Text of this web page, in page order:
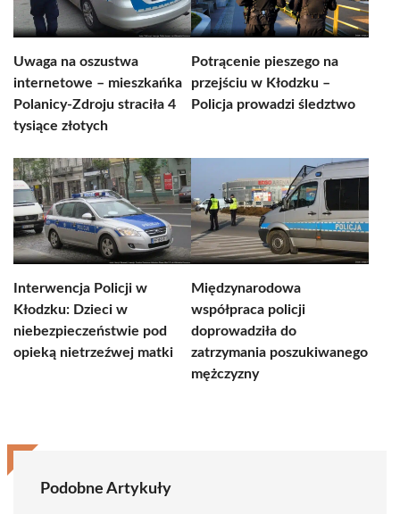
Uwaga na oszustwa
internetowe – mieszkańka
Polanicy-Zdroju straciła 4
tysiące złotych
Potrącenie pieszego na
przejściu w Kłodzku –
Policja prowadzi śledztwo
Interwencja Policji w
Kłodzku: Dzieci w
niebezpieczeństwie pod
opieką nietrzeźwej matki
Międzynarodowa
współpraca policji
doprowadziła do
zatrzymania poszukiwanego
mężczyzny
Podobne Artykuły